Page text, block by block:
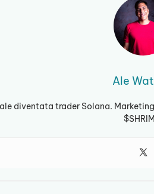
Ale
diventata trader Solana.